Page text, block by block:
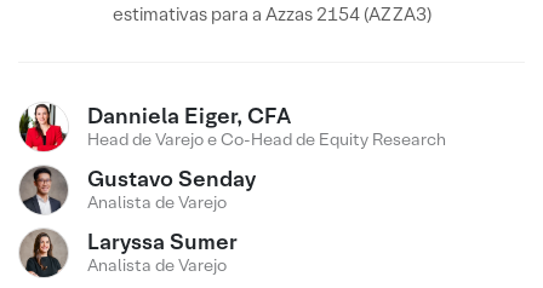
estimativas para a Azzas 2154 (AZZA3)
Danniela Eiger, CFA
Head de Varejo e Co-Head de Equity Research
Gustavo Senday
Analista de Varejo
Laryssa Sumer
Analista de Varejo